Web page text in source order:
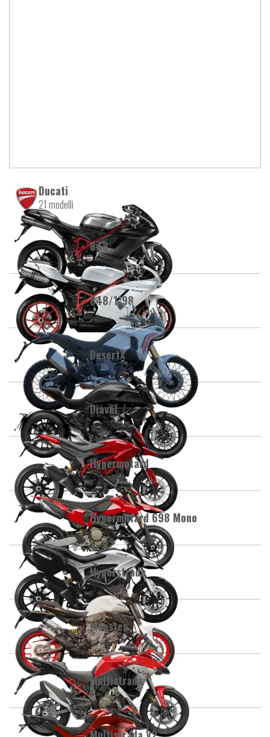
Ducati
21 modelli
848
848/1198
DesertX
Diavel
Hypermotard
Hypermotard 698 Mono
Hyperstrada
Monster
Multistrada